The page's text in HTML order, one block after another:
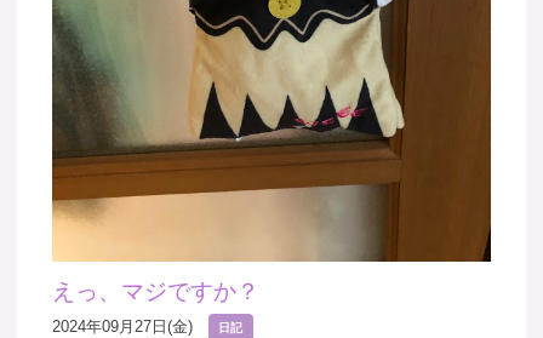
えっ、マジですか？
2024年09月27日(金) 日記